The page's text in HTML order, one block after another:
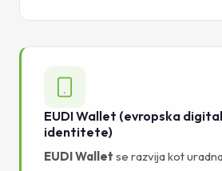
EUDI Wallet (evropska
identitete)
EUDI Wallet se razvija kot